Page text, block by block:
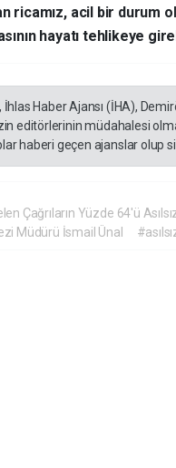
ricamız, acil bir durum
hayatı tehlikeye
Haber Ajansı (İHA),
editörlerinin müdahalesi
haberi geçen ajanslar olup
Çağrıların Yüzde 64'ü Asılsız
Müdürü İsmail Ünal